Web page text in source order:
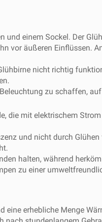
einem Sockel. Der
vor äußeren Einflüssen.
nicht richtig
zu schaffen,
die mit elektrischem
und nicht durch
halten, während
zu einer
erhebliche Menge